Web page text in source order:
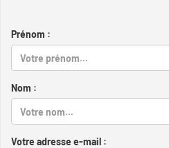
Prénom :
Nom :
Votre adresse e-mail :